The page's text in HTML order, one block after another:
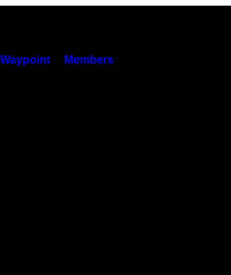
Waypoint Members